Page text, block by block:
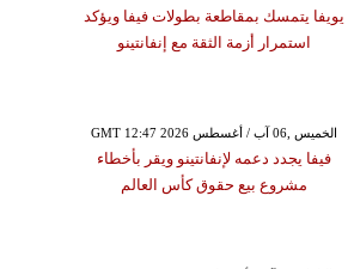
يويفا يتمسك بمقاطعة بطولات فيفا ويؤكد
استمرار أزمة الثقة مع إنفانتينو
GMT 12:47 2026 الخميس ,06 آب / أغسطس
فيفا يجدد دعمه لإنفانتينو ويقر بأخطاء
مشروع بيع حقوق كأس العالم